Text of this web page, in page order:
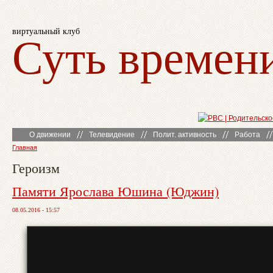
виртуальный клуб
Суть
О движении Телевидение Полит. активность Работа
Главная
Героизм
Памяти Ярослава Юшина (Юджин)
08.05.2016 - 15:57